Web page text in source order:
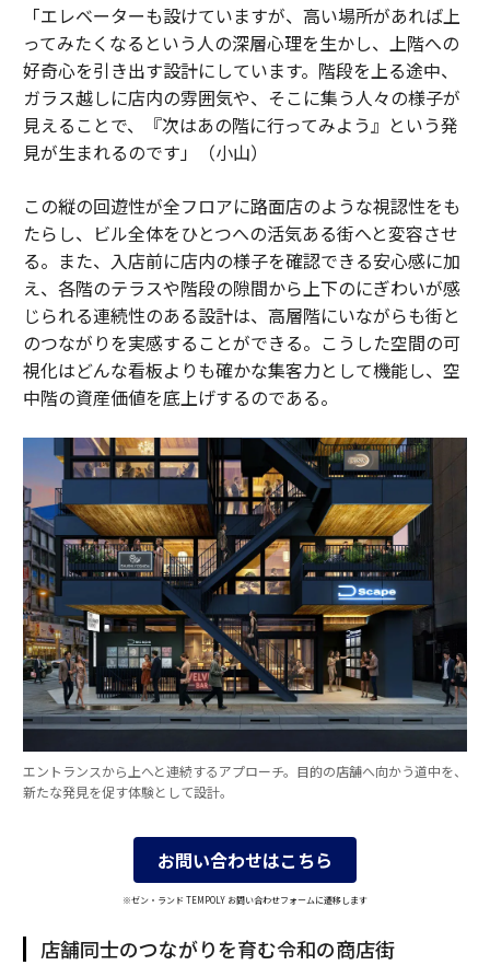
「エレベーターも設けていますが、高い場所があれば上
ってみたくなるという人の深層心理を生かし、上階への
好奇心を引き出す設計にしています。階段を上る途中、
ガラス越しに店内の雰囲気や、そこに集う人々の様子が
見えることで、『次はあの階に行ってみよう』という発
見が生まれるのです」（小山）
この縦の回遊性が全フロアに路面店のような視認性をも
たらし、ビル全体をひとつへの活気ある街へと変容させ
る。また、入店前に店内の様子を確認できる安心感に加
え、各階のテラスや階段の隙間から上下のにぎわいが感
じられる連続性のある設計は、高層階にいながらも街と
のつながりを実感することができる。こうした空間の可
視化はどんな看板よりも確かな集客力として機能し、空
中階の資産価値を底上げするのである。
エントランスから上へと連続するアプローチ。目的の店舗へ向かう道中を、
新たな発見を促す体験として設計。
お問い合わせはこちら
※ゼン・ランド TEMPOLY お問い合わせフォームに遷移します
店舗同士のつながりを育む令和の商店街